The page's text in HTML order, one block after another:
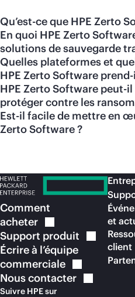
Qu’est-ce que HPE Zerto
En quoi HPE Zerto
solutions de sauvegarde
Quelles plateformes et
HPE Zerto Software
HPE Zerto Software peut-
protéger contre les
Est-il facile de mettre en
Zerto Software ?
Comment
acheter
Support produit
Écrire à l’équipe
commerciale
Nouscontacter
Suivre HPE sur
et
client